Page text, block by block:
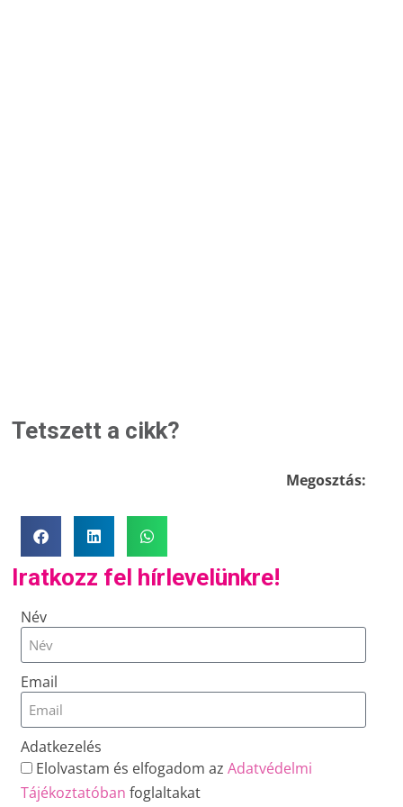
Tetszett a cikk?
Megosztás:
Iratkozz fel hírlevelünkre!
Név
Email
Adatkezelés
Elolvastam és elfogadom azAdatvédelmi
Tájékoztatóban foglaltakat